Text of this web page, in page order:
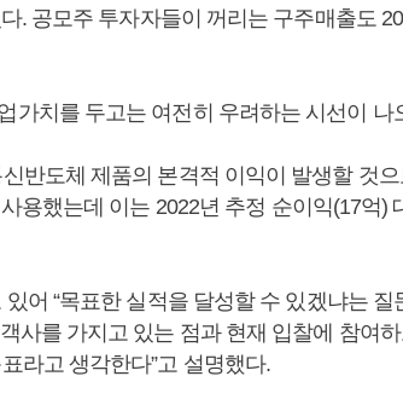
. 공모주 투자자들이 꺼리는 구주매출도
가치를 두고는 여전히 우려하는 시선이 나
반도체 제품의 본격적 이익이 발생할 것
용했는데 이는 2022년 추정 순이익(17억)
어 “목표한 실적을 달성할 수 있겠냐는 질
사를 가지고 있는 점과 현재 입찰에 참여
라고 생각한다”고 설명했다.